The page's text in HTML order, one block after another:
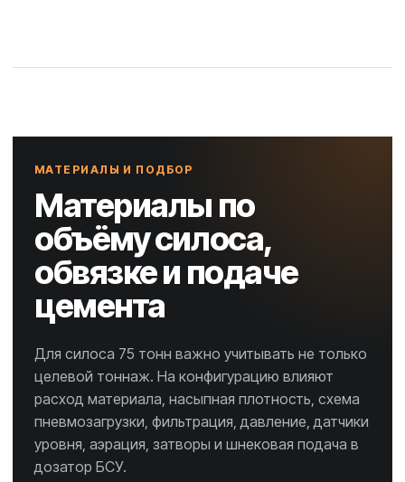
МАТЕРИАЛЫ И ПОДБОР
Материалы по
объёму силоса,
обвязке и подаче
цемента
Для силоса 75 тонн важно учитывать не только
целевой тоннаж. На конфигурацию влияют
расход материала, насыпная плотность, схема
пневмозагрузки, фильтрация, давление, датчики
уровня, аэрация, затворы и шнековая подача в
дозатор БСУ.